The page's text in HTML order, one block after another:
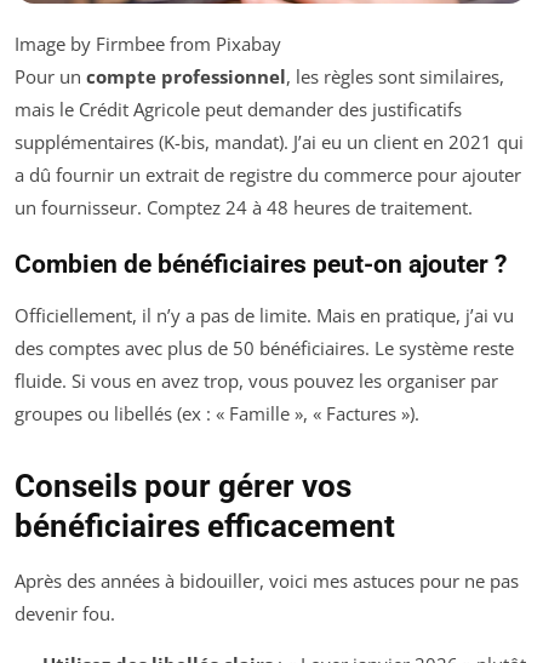
Image by Firmbee from Pixabay
Pour un compte professionnel, les règles sont similaires,
mais le Crédit Agricole peut demander des justificatifs
supplémentaires (K-bis, mandat). J’ai eu un client en 2021 qui
a dû fournir un extrait de registre du commerce pour ajouter
un fournisseur. Comptez 24 à 48 heures de traitement.
Combien de bénéficiaires peut-on ajouter ?
Officiellement, il n’y a pas de limite. Mais en pratique, j’ai vu
des comptes avec plus de 50 bénéficiaires. Le système reste
fluide. Si vous en avez trop, vous pouvez les organiser par
groupes ou libellés (ex : « Famille », « Factures »).
Conseils pour gérer vos
bénéficiaires efficacement
Après des années à bidouiller, voici mes astuces pour ne pas
devenir fou.